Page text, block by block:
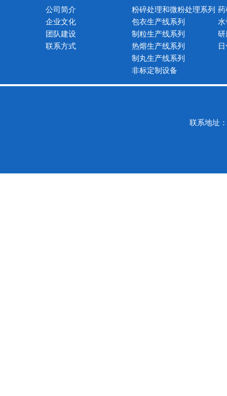
公司简介
企业文化
团队建设
联系方式
粉碎处理和微粉处理系列
包衣生产线系列
制粒生产线系列
热熔生产线系列
制丸生产线系列
非标定制设备
药
研
联系地址